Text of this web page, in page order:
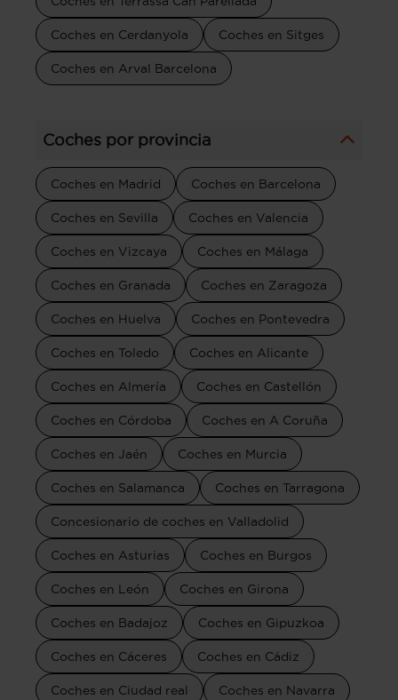
Coches en Cerdanyola Coches en Sitges
Coches en Arval Barcelona
Coches por provincia
Coches en Madrid Coches en Barcelona
Coches en Sevilla Coches en Valencia
Coches en Vizcaya Coches en Málaga
Coches en Granada Coches en Zaragoza
Coches en Huelva Coches en Pontevedra
Coches en Toledo Coches en Alicante
Coches en Almería Coches en Castellón
Coches en Córdoba Coches en A Coruña
Coches en Jaén Coches en Murcia
Coches en Salamanca Coches en Tarragona
Concesionario de coches en Valladolid
Coches en Asturias Coches en Burgos
Coches en León Coches en Girona
Coches en Badajoz Coches en Gipuzkoa
Coches en Cáceres Coches en Cádiz
Coches en Ciudad real Coches en Navarra